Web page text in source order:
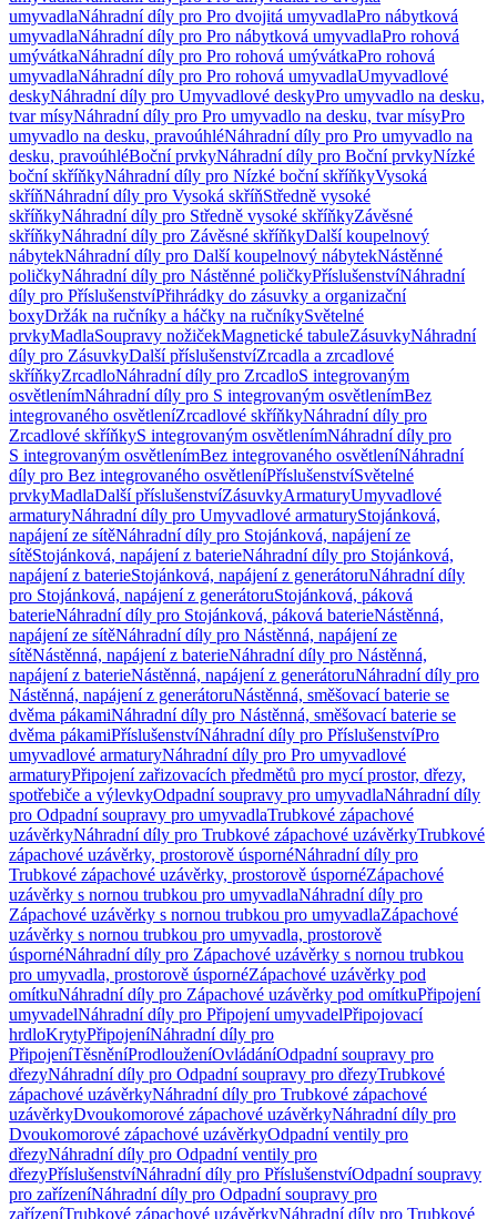
umyvadlaNáhradní díly pro Pro dvojitá umyvadlaPro nábytková
umyvadlaNáhradní díly pro Pro nábytková umyvadlaPro rohová
umývátkaNáhradní díly pro Pro rohová umývátkaPro rohová
umyvadlaNáhradní díly pro Pro rohová umyvadlaUmyvadlové
deskyNáhradní díly pro Umyvadlové deskyPro umyvadlo na desku,
tvar mísyNáhradní díly pro Pro umyvadlo na desku, tvar mísyPro
umyvadlo na desku, pravoúhléNáhradní díly pro Pro umyvadlo na
desku, pravoúhléBoční prvkyNáhradní díly pro Boční prvkyNízké
boční skříňkyNáhradní díly pro Nízké boční skříňkyVysoká
skříňNáhradní díly pro Vysoká skříňStředně vysoké
skříňkyNáhradní díly pro Středně vysoké skříňkyZávěsné
skříňkyNáhradní díly pro Závěsné skříňkyDalší koupelnový
nábytekNáhradní díly pro Další koupelnový nábytekNástěnné
poličkyNáhradní díly pro Nástěnné poličkyPříslušenstvíNáhradní
díly pro PříslušenstvíPřihrádky do zásuvky a organizační
boxyDržák na ručníky a háčky na ručníkySvětelné
prvkyMadlaSoupravy nožičekMagnetické tabuleZásuvkyNáhradní
díly pro ZásuvkyDalší příslušenstvíZrcadla a zrcadlové
skříňkyZrcadloNáhradní díly pro ZrcadloS integrovaným
osvětlenímNáhradní díly pro S integrovaným osvětlenímBez
integrovaného osvětleníZrcadlové skříňkyNáhradní díly pro
Zrcadlové skříňkyS integrovaným osvětlenímNáhradní díly pro
S integrovaným osvětlenímBez integrovaného osvětleníNáhradní
díly pro Bez integrovaného osvětleníPříslušenstvíSvětelné
prvkyMadlaDalší příslušenstvíZásuvkyArmaturyUmyvadlové
armaturyNáhradní díly pro Umyvadlové armaturyStojánková,
napájení ze sítěNáhradní díly pro Stojánková, napájení ze
sítěStojánková, napájení z baterieNáhradní díly pro Stojánková,
napájení z baterieStojánková, napájení z generátoruNáhradní díly
pro Stojánková, napájení z generátoruStojánková, páková
baterieNáhradní díly pro Stojánková, páková baterieNástěnná,
napájení ze sítěNáhradní díly pro Nástěnná, napájení ze
sítěNástěnná, napájení z baterieNáhradní díly pro Nástěnná,
napájení z baterieNástěnná, napájení z generátoruNáhradní díly pro
Nástěnná, napájení z generátoruNástěnná, směšovací baterie se
dvěma pákamiNáhradní díly pro Nástěnná, směšovací baterie se
dvěma pákamiPříslušenstvíNáhradní díly pro PříslušenstvíPro
umyvadlové armaturyNáhradní díly pro Pro umyvadlové
armaturyPřipojení zařizovacích předmětů pro mycí prostor, dřezy,
spotřebiče a výlevkyOdpadní soupravy pro umyvadlaNáhradní díly
pro Odpadní soupravy pro umyvadlaTrubkové zápachové
uzávěrkyNáhradní díly pro Trubkové zápachové uzávěrkyTrubkové
zápachové uzávěrky, prostorově úspornéNáhradní díly pro
Trubkové zápachové uzávěrky, prostorově úspornéZápachové
uzávěrky s nornou trubkou pro umyvadlaNáhradní díly pro
Zápachové uzávěrky s nornou trubkou pro umyvadlaZápachové
uzávěrky s nornou trubkou pro umyvadla, prostorově
úspornéNáhradní díly pro Zápachové uzávěrky s nornou trubkou
pro umyvadla, prostorově úspornéZápachové uzávěrky pod
omítkuNáhradní díly pro Zápachové uzávěrky pod omítkuPřipojení
umyvadelNáhradní díly pro Připojení umyvadelPřipojovací
hrdloKrytyPřipojeníNáhradní díly pro
PřipojeníTěsněníProdlouženíOvládáníOdpadní soupravy pro
dřezyNáhradní díly pro Odpadní soupravy pro dřezyTrubkové
zápachové uzávěrkyNáhradní díly pro Trubkové zápachové
uzávěrkyDvoukomorové zápachové uzávěrkyNáhradní díly pro
Dvoukomorové zápachové uzávěrkyOdpadní ventily pro
dřezyNáhradní díly pro Odpadní ventily pro
dřezyPříslušenstvíNáhradní díly pro PříslušenstvíOdpadní soupravy
pro zařízeníNáhradní díly pro Odpadní soupravy pro
zařízeníTrubkové zápachové uzávěrkyNáhradní díly pro Trubkové